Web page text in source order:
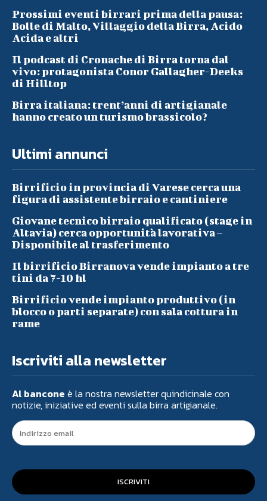
Prossimi eventi birrari prima della pausa:
Bolle di Malto, Villaggio della Birra, Acido
Acida e altri
Il podcast di Cronache di Birra torna dal
vivo: protagonista Conor Gallagher-Deeks
di Hilltop
Birra italiana: trent’anni di artigianale
hanno creato un turismo brassicolo?
Ultimi annunci
Birrificio in provincia di Varese cerca una
figura di assistente birraio e cantiniere
Giovane tecnico birraio qualificato (stage in
Altavia) cerca opportunità lavorativa –
Disponibile al trasferimento
Il birrificio Birranova vende impianto a tre
tini da 7-10 hl
Birrificio vende impianto produttivo (in
blocco o parti separate) con sala cottura in
rame
Iscriviti alla newsletter
Al bancone è la nostra newsletter quindicinale con
notizie, iniziative ed eventi sulla birra artigianale.
ISCRIVITI